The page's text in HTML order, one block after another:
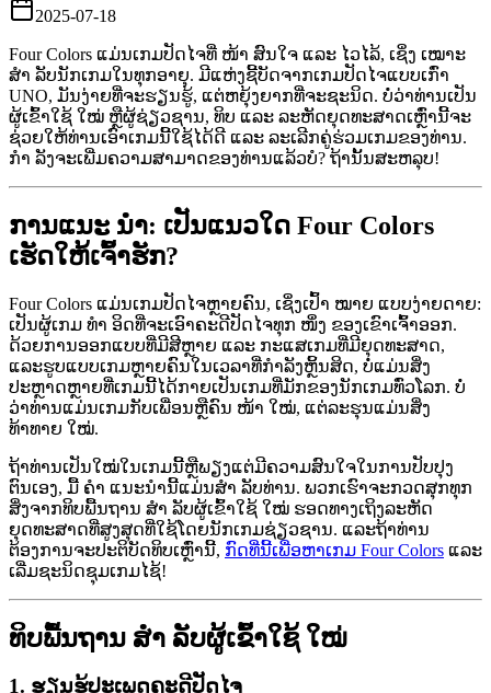
2025-07-18
Four Colors ແມ່ນເກມປັດໄຈທີ່ ໜ້າ ສົນໃຈ ແລະ ໄວໄລ້, ເຊິ່ງ ເໝາະ
ສຳ ລັບນັກເກມໃນທຸກອາຍຸ. ມີແຫ່ງຊີ້ບັດຈາກເກມປັດໄຈແບບເກົ່າ
UNO, ມັນງ່າຍທີ່ຈະຮຽນຮູ້, ແຕ່ຫຍຸ້ງຍາກທີ່ຈະຊະນິດ. ບໍ່ວ່າທ່ານເປັນ
ຜູ້ເຂົ້າໃຊ້ ໃໝ່ ຫຼືຜູ້ຊ່ຽວຊານ, ທິບ ແລະ ລະຫັດຍຸດທະສາດເຫຼົ່ານີ້ຈະ
ຊ່ວຍໃຫ້ທ່ານເອົາເກມນີ້ໃຊ້ໄດ້ດີ ແລະ ລະເລີກຄູ່ຮ່ວມເກມຂອງທ່ານ.
ກຳ ລັງຈະເພີ່ມຄວາມສາມາດຂອງທ່ານແລ້ວບໍ? ຖ້ານັ້ນສະຫລຸບ!
ການແນະ ນຳ: ເປັນແນວໃດ Four Colors
ເຮັດໃຫ້ເຈົ້າຮັກ?
Four Colors ແມ່ນເກມປັດໄຈຫຼາຍຄົນ, ເຊິ່ງເປົ້າ ໝາຍ ແບບງ່າຍດາຍ:
ເປັນຜູ້ເກມ ທຳ ອິດທີ່ຈະເອົາຄະດີປັດໄຈທຸກ ໜຶ່ງ ຂອງເຂົາເຈົ້າອອກ.
ດ້ວຍການອອກແບບທີ່ມີສີຫຼາຍ ແລະ ກະແສເກມທີ່ມີຍຸດທະສາດ,
ແລະຮູບແບບເກມຫຼາຍຄົນໃນເວລາທີ່ກໍາລັງຫຼິ້ນສິດ, ບໍ່ແມ່ນສິ່ງ
ປະຫຼາດຫຼາຍທີ່ເກມນີ້ໄດ້ກາຍເປັນເກມທີ່ມັກຂອງນັກເກມທົ່ວໂລກ. ບໍ່
ວ່າທ່ານແມ່ນເກມກັບເພື່ອນຫຼືຄົນ ໜ້າ ໃໝ່, ແຕ່ລະຮຸນແມ່ນສິ່ງ
ທ້າທາຍ ໃໝ່.
ຖ້າທ່ານເປັນໃໝ່ໃນເກມນີ້ຫຼືພຽງແຕ່ມີຄວາມສົນໃຈໃນການປັບປຸງ
ຕົນເອງ, ມື້ ຄຳ ແນະນໍານີ້ແມ່ນສຳ ລັບທ່ານ. ພວກເຮົາຈະກວດສຸກທຸກ
ສິ່ງຈາກທິບພື້ນຖານ ສຳ ລັບຜູ້ເຂົ້າໃຊ້ ໃໝ່ ຮອດທາງເຖິງລະຫັດ
ຍຸດທະສາດທີ່ສູງສຸດທີ່ໃຊ້ໂດຍນັກເກມຊ່ຽວຊານ. ແລະຖ້າທ່ານ
ຕ້ອງການຈະປະຕິບັດທິບເຫຼົ່ານີ້, ກົດທີ່ນີ້ເພື່ອຫາເກມ Four Colors ແລະ
ເລີ່ມຊະນິດຊຸມເກມໄຊ້!
ທິບພື້ນຖານ ສຳ ລັບຜູ້ເຂົ້າໃຊ້ ໃໝ່
1. ຮຽນຮູ້ປະເພດຄະດີປັດໄຈ